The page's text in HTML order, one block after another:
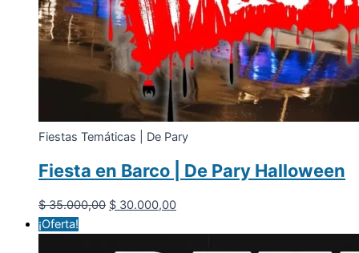
Fiestas Temáticas | De Pary
Fiesta en Barco | De Pary Halloween
$35.000,00 El
$ 30.000,00El
¡Oferta!